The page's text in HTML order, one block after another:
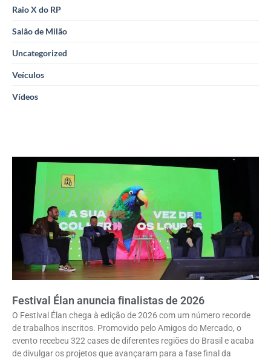
Raio X do RP
Salão de Milão
Uncategorized
Veículos
Vídeos
Festival Élan anuncia finalistas de 2026
O Festival Élan chega à edição de 2026 com um número recorde
de trabalhos inscritos. Promovido pelo Amigos do Mercado, o
evento recebeu 322 cases de diferentes regiões do Brasil e acaba
de divulgar os projetos que avançaram para a fase final da